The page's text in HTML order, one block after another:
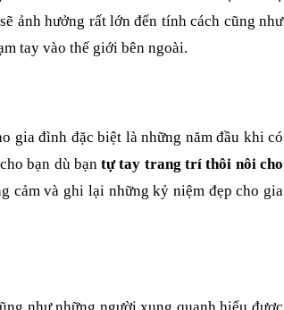
ảnh hưởng rất lớn đến tính cách cũng như
tay vào thế giới bên ngoài.
gia đình đặc biệt là những năm đầu khi có
bạn dù bạntự tay trang trí thôi nôi cho
cảm và ghi lại những kỷ niệm đẹp cho gia